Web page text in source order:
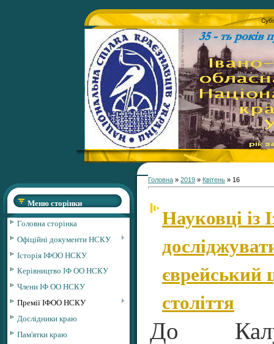
Меню сторінки
Головна сторінка
Офіційні документи НСКУ
Історія ІФОО НСКУ
Керівництво ІФ ОО НСКУ
Члени ІФ ОО НСКУ
Премії ІФОО НСКУ
Дослідники краю
Пам'ятки краю
Головна » 2019 » Квітень » 16
Науковці із
століття
До